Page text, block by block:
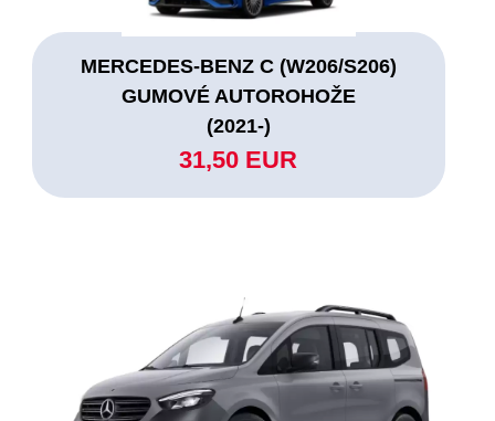
MERCEDES-BENZ C (W206/S206)
GUMOVÉ AUTOROHOŽE
(2021-)
31,50 EUR